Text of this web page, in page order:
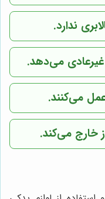
ندارد.
می‌دهد.
می‌کنند.
خارج می‌کند.